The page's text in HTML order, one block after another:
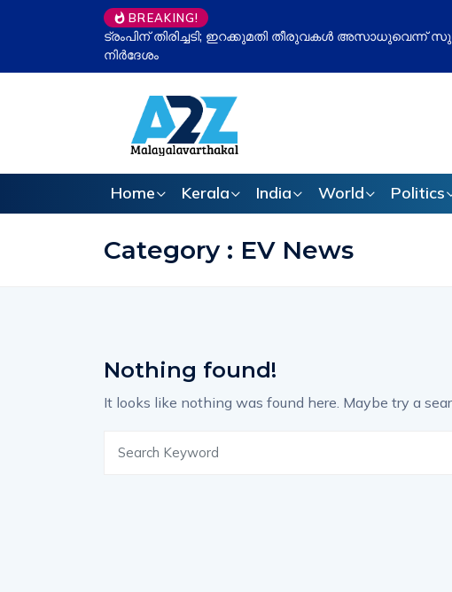
BREAKING!
കോടതി, പിരിച്ച തുക മടക്കി നൽകാൻ
ഉപതിരഞ്ഞെടുപ്പ്
Home Kerala India World Politics
Category : EV News
Nothing found!
It looks like nothing was found here. Maybe try a